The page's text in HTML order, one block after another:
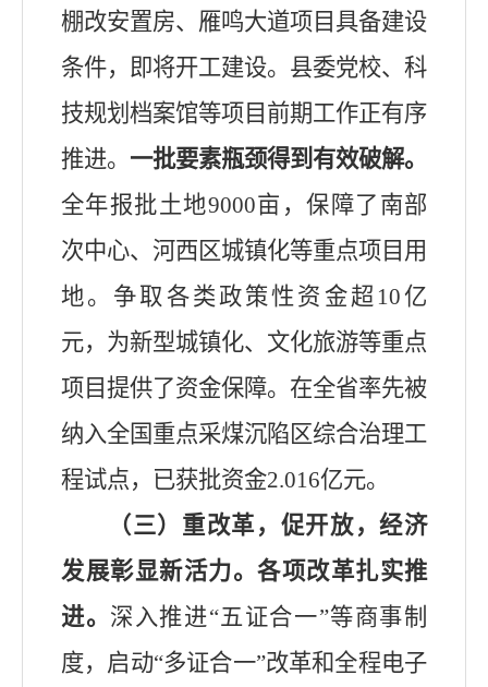
棚改安置房、 雁鸣大道项目 具备建设
条件，即将开工建设。 县委党校、科
技规划档案馆等项目前期工作正有序
推进。 一批要素瓶颈得到有效破解。
全年报批土地9000亩，保障了南部
次中心、河西区城镇化等重点项目用
地。争取各类政策性资金超 10亿
元，为新型城镇化、文化旅游等重点
项目提供了资金保障。 在全省率先被
纳入全国重点采煤沉陷区综合治理工
程试点， 已获批资金2.016亿元。
（三）重改革，促开放，经济
发展彰显新活力。 各项改革扎实推
进。 深入推进“五证合一”等商事制
度，启动“多证合一”改革和全程电子